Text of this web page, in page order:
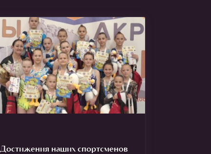
Достижения наших спортсменов